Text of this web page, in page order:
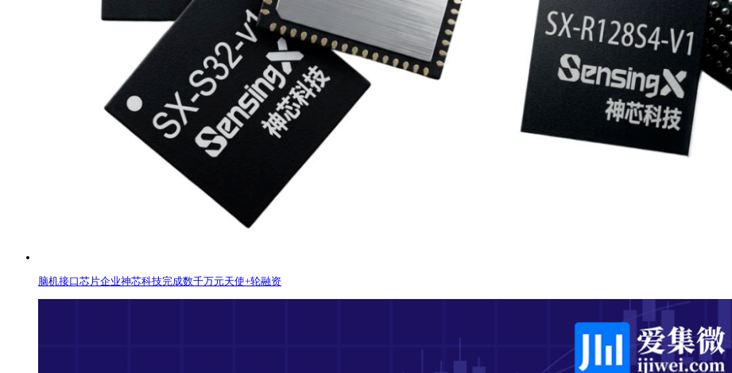
脑机接口芯片企业神芯科技完成数千万元天使+轮融资